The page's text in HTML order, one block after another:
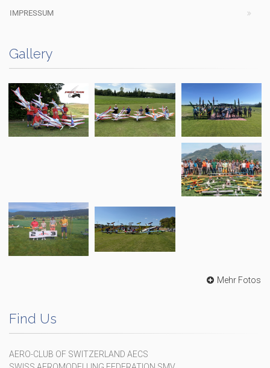
IMPRESSUM
Gallery
Mehr Fotos
Find Us
AERO-CLUB OF SWITZERLAND AECS